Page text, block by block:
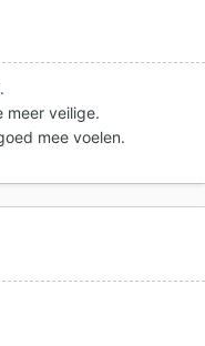
meer veilige.
mee voelen.